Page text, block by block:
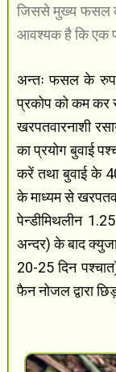
जिससे मुख्य फसल
आवश्यक है कि एक
अन्तः फसल के रुप
प्रकोप को कम कर
खरपतवारनाशी
का प्रयोग बुवाई
करें तथा बुवाई के
के माध्यम से
पेन्डीमिथलीन
अन्दर) के बाद
20-25 दिन
फैन नोजल द्वारा